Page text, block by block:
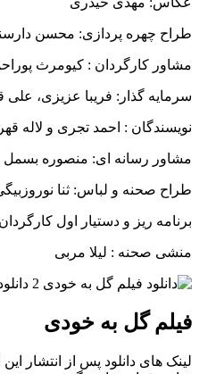
طراح چهره پردازی: محسن
مشاور کارگردان : کیومرث
سرمایه گذار: فریبا عزیزی،
نویسندگان : احمد تجری و لاله
مشاور رسانه ای: منصوره بسمل
طراح صحنه و لباس: ثنا
برنامه ریز و دستیار اول
منشی صحنه : لیلا مربی
فیلم گل به خودی
لینک های دانلود پس از انتشار